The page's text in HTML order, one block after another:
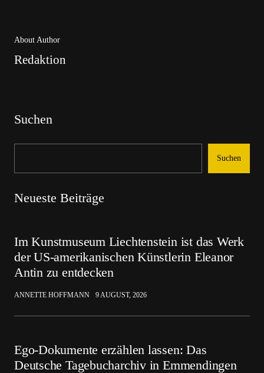
About Author
Redaktion
Suchen
Suchen
Neueste Beiträge
Im Kunstmuseum Liechtenstein ist das Werk
der US-amerikanischen Künstlerin Eleanor
Antin zu entdecken
ANNETTE HOFFMANN 9 AUGUST, 2026
Ego-Dokumente erzählen lassen: Das
Deutsche Tagebucharchiv in Emmendingen